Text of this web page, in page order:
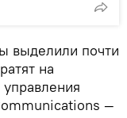
выделили почти
на
—